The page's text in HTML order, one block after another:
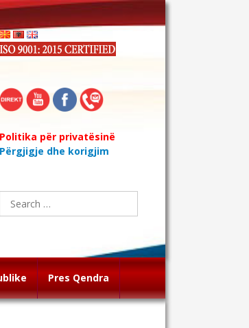
Politika për privatësinë
Përgjigje dhe korigjim
Search
for:
Pres Qendra